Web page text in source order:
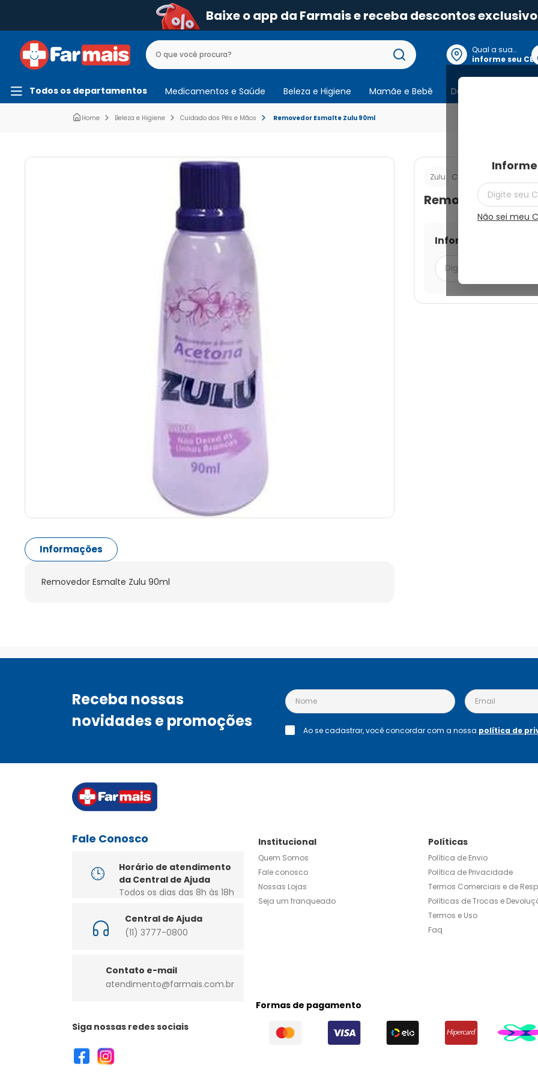
Baixe o app da Farmais e receba descontos
Qual a sua
localização?
informe seu CEP
Não sei meu
Todos os departamentos Medicamentos e Saúde Beleza e Higiene Mamãe e Bebê Dermocosmeticos
Beleza e Higiene Cuidado dos Pés e Mãos Removedor Esmalte Zulu 90ml
Informações
Removedor Esmalte Zulu 90ml
Zulu Cod.:
Removedor
Informe seu CEP
Receba nossas
novidades e promoções
Ao se cadastrar, você concordar com a nossa política de
Fale Conosco
Horário de atendimento
da Central de Ajuda
Todos os dias das 8h às 18h
Central de Ajuda
(11) 3777-0800
Contato e-mail
atendimento@farmais.com.br
Siga nossas redes sociais
Institucional
Quem Somos
Fale conosco
Nossas Lojas
Seja um franqueado
Políticas
Política de Envio
Política de Privacidade
Termos Comerciais e de
Políticas de Trocas e
Termos e Uso
Faq
Formas de pagamento